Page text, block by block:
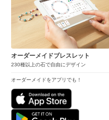
オーダーメイドブレスレット
230種以上の石で自由にデザイン
オーダーメイドをアプリでも！